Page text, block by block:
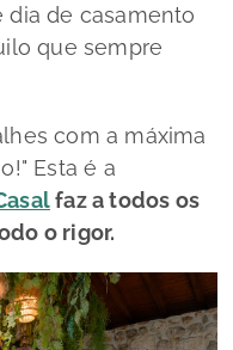
dia de casamento
que sempre
com a máxima
" Esta é a
faz a todos os
o rigor.